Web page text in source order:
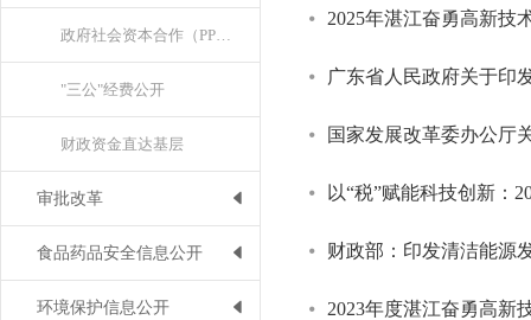
政府社会资本合作（PPP项目）
"三公"经费公开
财政资金直达基层
审批改革
食品药品安全信息公开
环境保护信息公开
2025年湛江奋勇高新技
广东省人民政府关于印
国家发展改革委办公厅
以“税”赋能科技创新：
财政部：印发清洁能源
2023年度湛江奋勇高新